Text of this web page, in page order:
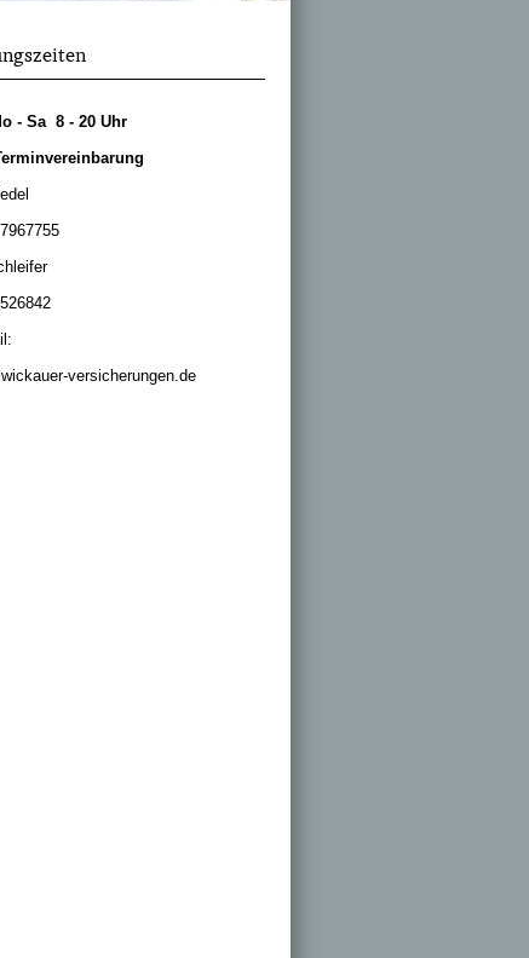
- Sa 8 - 20 Uhr
versicherungen.de